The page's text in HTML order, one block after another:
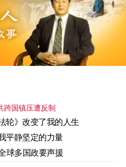
跨国镇压遭反制
轮》改变了我的人生
平静坚定的力量
球多国政要声援